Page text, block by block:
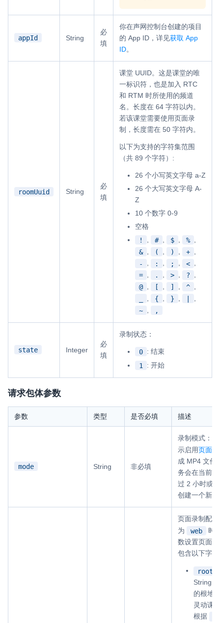
SDK 拓展插件
拓展 SDK 能力，打造更具个性化的音视频互动效果
使用录制、推流、拉流等服务丰富互动体验
旁路推流
RTMP 网关
与 RTC 客户端 SDK 互通，实现收发流
全周期通话质量检测、回溯和分析方案
appId String
必
填
你在声网控制台创建的项目
的 App ID，详见获取 App
ID。
roomUuid String
必
填
课堂 UUID。这是课堂的唯
一标识符，也是加入 RTC
和 RTM 时所使用的频道
名。长度在 64 字符以内。
若该课堂需要使用页面录
制，长度需在 50 字符内。
以下为支持的字符集范围
（共 89 个字符）:
26 个小写英文字母 a-Z
26 个大写英文字母 A-
Z
10 个数字 0-9
空格
!
# $ %
&
( ) +
-
, : , ; , < ,
=
. > ?
@
[ ] ^
{ } |
~
,
state Integer
必
填
录制状态：
0 : 结束
1
: 开始
请求包体参数
参数 类型 是否必填 描述
mode String 非必填
录制模式：
示启用页面
成 MP4 文件
务会在当前
过 2 小时或
创建一个新
页面录制配
为
web
时
数设置页面
包含以下字
String
的根地
灵动课
根据